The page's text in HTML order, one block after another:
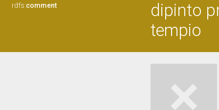
rdfs:comment
dipinto
tempio